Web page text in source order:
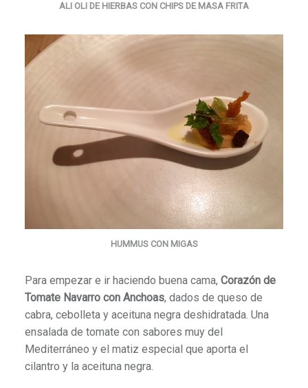
ALI OLI DE HIERBAS CON CHIPS DE MASA FRITA
HUMMUS CON MIGAS
Para empezar e ir haciendo buena cama, Corazón de
Tomate Navarro con Anchoas, dados de queso de
cabra, cebolleta y aceituna negra deshidratada. Una
ensalada de tomate con sabores muy del
Mediterráneo y el matiz especial que aporta el
cilantro y la aceituna negra.